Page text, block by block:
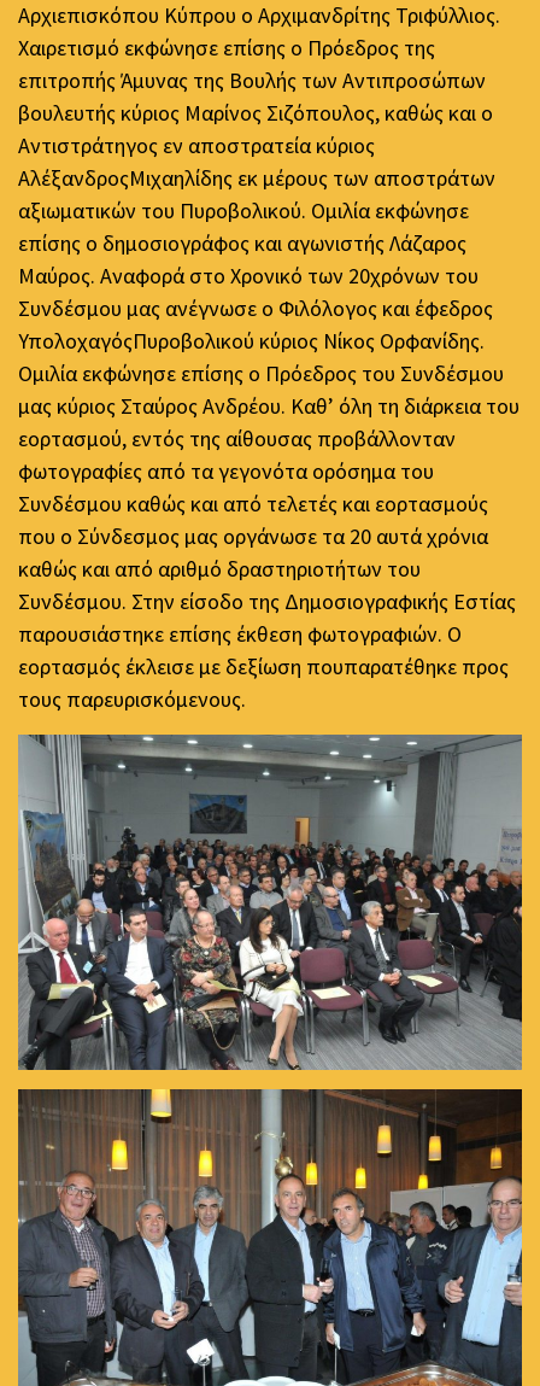
Αρχιεπισκόπου Κύπρου ο Αρχιμανδρίτης Τριφύλλιος.
Χαιρετισμό εκφώνησε επίσης ο Πρόεδρος της
επιτροπής Άμυνας της Βουλής των Αντιπροσώπων
βουλευτής κύριος Μαρίνος Σιζόπουλος, καθώς και ο
Αντιστράτηγος εν αποστρατεία κύριος
ΑλέξανδροςΜιχαηλίδης εκ μέρους των αποστράτων
αξιωματικών του Πυροβολικού. Ομιλία εκφώνησε
επίσης ο δημοσιογράφος και αγωνιστής Λάζαρος
Μαύρος. Αναφορά στο Χρονικό των 20χρόνων του
Συνδέσμου μας ανέγνωσε ο Φιλόλογος και έφεδρος
ΥπολοχαγόςΠυροβολικού κύριος Νίκος Ορφανίδης.
Ομιλία εκφώνησε επίσης ο Πρόεδρος του Συνδέσμου
μας κύριος Σταύρος Ανδρέου. Καθ’ όλη τη διάρκεια του
εορτασμού, εντός της αίθουσας προβάλλονταν
φωτογραφίες από τα γεγονότα ορόσημα του
Συνδέσμου καθώς και από τελετές και εορτασμούς
που ο Σύνδεσμος μας οργάνωσε τα 20 αυτά χρόνια
καθώς και από αριθμό δραστηριοτήτων του
Συνδέσμου. Στην είσοδο της Δημοσιογραφικής Εστίας
παρουσιάστηκε επίσης έκθεση φωτογραφιών. Ο
εορτασμός έκλεισε με δεξίωση πουπαρατέθηκε προς
τους παρευρισκόμενους.